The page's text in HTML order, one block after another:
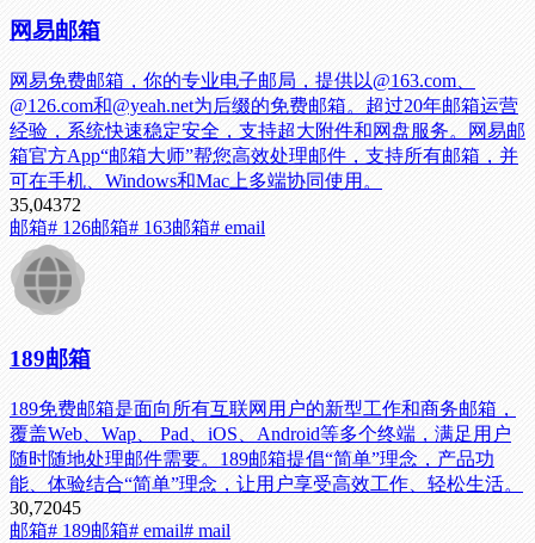
网易邮箱
网易免费邮箱，你的专业电子邮局，提供以@163.com、
@126.com和@yeah.net为后缀的免费邮箱。超过20年邮箱运营
经验，系统快速稳定安全，支持超大附件和网盘服务。网易邮
箱官方App“邮箱大师”帮您高效处理邮件，支持所有邮箱，并
可在手机、Windows和Mac上多端协同使用。
35,04372
邮箱# 126邮箱# 163邮箱# email
189邮箱
189免费邮箱是面向所有互联网用户的新型工作和商务邮箱，
覆盖Web、Wap、 Pad、iOS、Android等多个终端，满足用户
随时随地处理邮件需要。189邮箱提倡“简单”理念，产品功
能、体验结合“简单”理念，让用户享受高效工作、轻松生活。
30,72045
邮箱# 189邮箱# email# mail